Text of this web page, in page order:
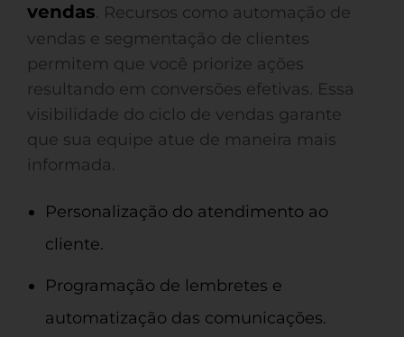
vendas. Recursos como automação de
vendas e segmentação de clientes
permitem que você priorize ações
resultando em conversões efetivas. Essa
visibilidade do ciclo de vendas garante
que sua equipe atue de maneira mais
informada.
Personalização do atendimento ao
cliente.
Programação de lembretes e
automatização das comunicações.